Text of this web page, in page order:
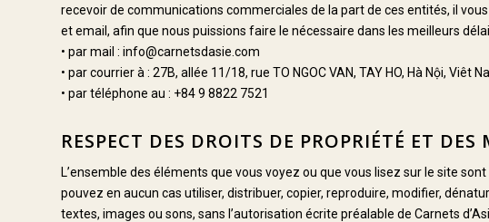
recevoir de communications commerciales de la part de ces entités, il
et email, afin que nous puissions faire le nécessaire dans les meilleurs
• par mail : info@carnetsdasie.com
• par courrier à : 27B, allée 11/18, rue TO NGOC VAN, TAY HO, Hà Nội, Viêt
• par téléphone au : +84 9 8822 7521
RESPECT DES DROITS DE PROPRIÉTÉ ET DES
L’ensemble des éléments que vous voyez ou que vous lisez sur le site
pouvez en aucun cas utiliser, distribuer, copier, reproduire, modifier,
textes, images ou sons, sans l’autorisation écrite préalable de Carnets